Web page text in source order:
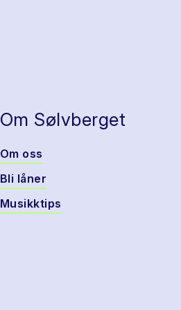
Om Sølvberget
Om oss
Bli låner
Musikktips